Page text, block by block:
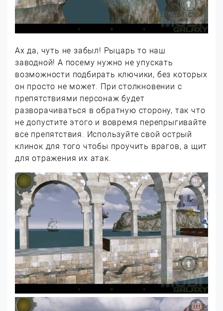
Ах да, чуть не забыл! Рыцарь то наш
заводной! А посему нужно не упускать
возможности подбирать ключики, без которых
он просто не может. При столкновении с
препятствиями персонаж будет
разворачиваться в обратную сторону, так что
не допустите этого и вовремя перепрыгивайте
все препятствия. Используйте свой острый
клинок для того чтобы проучить врагов, а щит
для отражения их атак.